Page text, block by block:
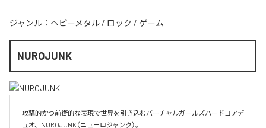
ジャンル： ヘビーメタル / ロック / ゲーム
NUROJUNK
攻撃的かつ前衛的な表現で世界を引き込むバーチャルガールズハードコアデ
ュオ、NUROJUNK（ニューロジャンク）。